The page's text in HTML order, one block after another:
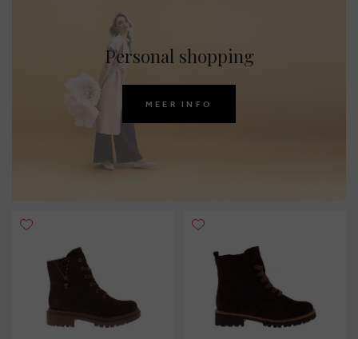
Personal shopping
MEER INFO